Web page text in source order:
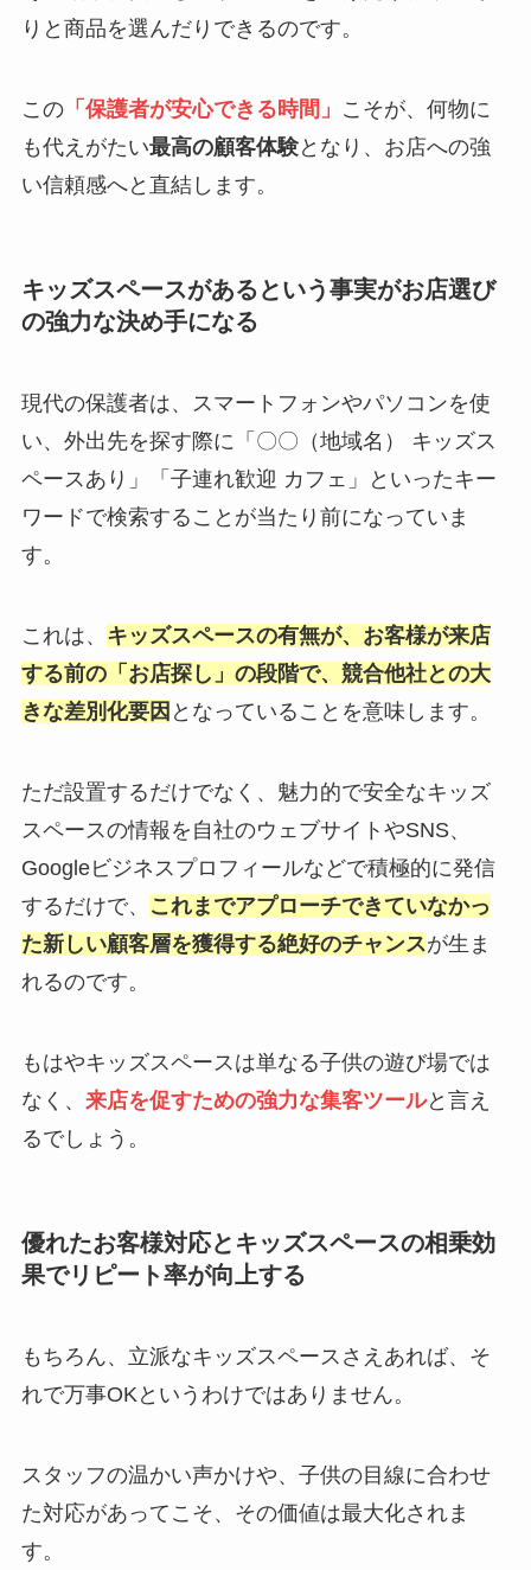
りと商品を選んだりできるのです。
この「保護者が安心できる時間」 こそが、何物に
も代えがたい最高の顧客体験となり、お店への強
い信頼感へと直結します。
キッズスペースがあるという事実がお店選び
の強力な決め手になる
現代の保護者は、スマートフォンやパソコンを使
い、外出先を探す際に「〇〇（地域名） キッズス
ペースあり」「子連れ歓迎 カフェ」といったキー
ワードで検索することが当たり前になっていま
す。
これは、 キッズスペースの有無が、お客様が来店
する前の「お店探し」の段階で、競合他社との大
きな差別化要因 となっていることを意味します。
ただ設置するだけでなく、魅力的で安全なキッズ
スペースの情報を自社のウェブサイトやSNS、
Googleビジネスプロフィールなどで積極的に発信
するだけで、
これまでアプローチできていなかっ
た新しい顧客層を獲得する絶好のチャンスが生ま
れるのです。
もはやキッズスペースは単なる子供の遊び場では
なく、 来店を促すための強力な集客ツールと言え
るでしょう。
優れたお客様対応とキッズスペースの相乗効
果でリピート率が向上する
もちろん、立派なキッズスペースさえあれば、そ
れで万事OKというわけではありません。
スタッフの温かい声かけや、子供の目線に合わせ
た対応があってこそ、その価値は最大化されま
す。